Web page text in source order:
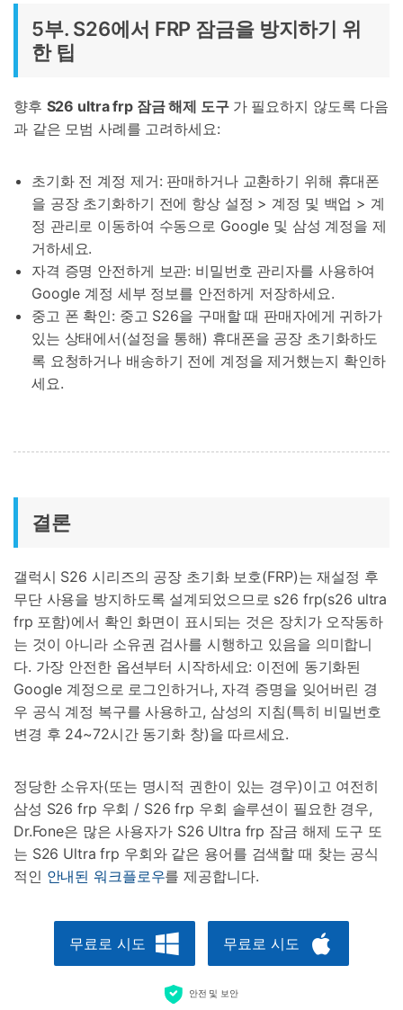
5부. S26에서 FRP 잠금을 방지하기 위
한 팁
향후 S26 ultra frp 잠금 해제 도구 가 필요하지 않도록 다음
과 같은 모범 사례를 고려하세요:
초기화 전 계정 제거: 판매하거나 교환하기 위해 휴대폰
을 공장 초기화하기 전에 항상 설정 > 계정 및 백업 > 계
정 관리로 이동하여 수동으로 Google 및 삼성 계정을 제
거하세요.
자격 증명 안전하게 보관: 비밀번호 관리자를 사용하여
Google 계정 세부 정보를 안전하게 저장하세요.
중고 폰 확인: 중고 S26을 구매할 때 판매자에게 귀하가
있는 상태에서(설정을 통해) 휴대폰을 공장 초기화하도
록 요청하거나 배송하기 전에 계정을 제거했는지 확인하
세요.
결론
갤럭시 S26 시리즈의 공장 초기화 보호(FRP)는 재설정 후
무단 사용을 방지하도록 설계되었으므로 s26 frp(s26 ultra
frp 포함)에서 확인 화면이 표시되는 것은 장치가 오작동하
는 것이 아니라 소유권 검사를 시행하고 있음을 의미합니
다. 가장 안전한 옵션부터 시작하세요: 이전에 동기화된
Google 계정으로 로그인하거나, 자격 증명을 잊어버린 경
우 공식 계정 복구를 사용하고, 삼성의 지침(특히 비밀번호
변경 후 24~72시간 동기화 창)을 따르세요.
정당한 소유자(또는 명시적 권한이 있는 경우)이고 여전히
삼성 S26 frp 우회 / S26 frp 우회 솔루션이 필요한 경우,
Dr.Fone은 많은 사용자가 S26 Ultra frp 잠금 해제 도구 또
는 S26 Ultra frp 우회와 같은 용어를 검색할 때 찾는 공식
적인 안내된 워크플로우를 제공합니다.
무료로 시도 무료로 시도
안전 및 보안